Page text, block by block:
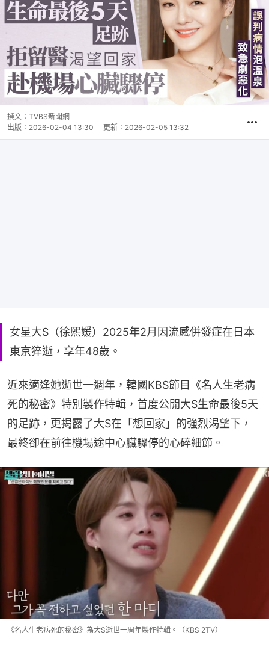
撰文： TVBS新聞網
出版： 2026-02-04 13:30 更新： 2026-02-05 13:32
女星大S（徐熙媛）2025年2月因流感併發症在日本
東京猝逝，享年48歲。
近來適逢她逝世一週年，韓國KBS節目《名人生老病
死的秘密》特別製作特輯，首度公開大S生命最後5天
的足跡，更揭露了大S在「想回家」的強烈渴望下，
最終卻在前往機場途中心臟驟停的心碎細節。
《名人生老病死的秘密》為大S逝世一周年製作特輯。（KBS 2TV）